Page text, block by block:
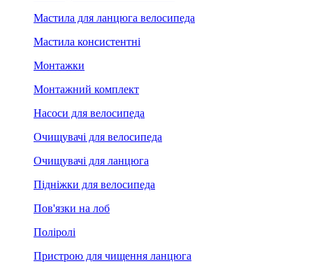
Мастила для ланцюга велосипеда
Мастила консистентні
Монтажки
Монтажний комплект
Насоси для велосипеда
Очищувачі для велосипеда
Очищувачі для ланцюга
Підніжки для велосипеда
Пов'язки на лоб
Поліролі
Пристрою для чищення ланцюга